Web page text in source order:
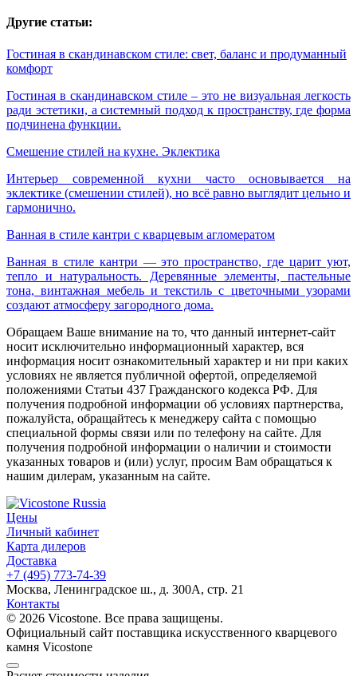
Другие статьи:
Гостиная в скандинавском стиле: свет, баланс и продуманный
комфорт
Гостиная в скандинавском стиле – это не визуальная легкость
ради эстетики, а системный подход к пространству, где форма
подчинена функции.
Смешение стилей на кухне. Эклектика
Интерьер современной кухни часто основывается на
эклектике (смешении стилей), но всё равно выглядит цельно и
гармонично.
Ванная в стиле кантри с кварцевым агломератом
Ванная в стиле кантри — это пространство, где царит уют,
тепло и натуральность. Деревянные элементы, пастельные
тона, винтажная мебель и текстиль с цветочными узорами
создают атмосферу загородного дома.
Обращаем Ваше внимание на то, что данный интернет-сайт
носит исключительно информационный характер, вся
информация носит ознакомительный характер и ни при каких
условиях не является публичной офертой, определяемой
положениями Статьи 437 Гражданского кодекса РФ. Для
получения подробной информации об условиях партнерства,
пожалуйста, обращайтесь к менеджеру сайта с помощью
специальной формы связи или по телефону на сайте. Для
получения подробной информации о наличии и стоимости
указанных товаров и (или) услуг, просим Вам обращаться к
нашим дилерам, указанным на сайте.
Цены
Личный кабинет
Карта дилеров
Доставка
+7 (495) 773-74-39
Москва, Ленинградское ш., д. 300А, стр. 21
Контакты
© 2026 Vicostone. Все права защищены.
Официальный сайт поставщика искусственного кварцевого
камня Vicostone